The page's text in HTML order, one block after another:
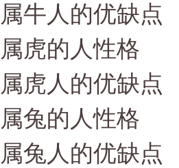
属牛人的优缺点
属虎的人性格
属虎人的优缺点
属兔的人性格
属兔人的优缺点